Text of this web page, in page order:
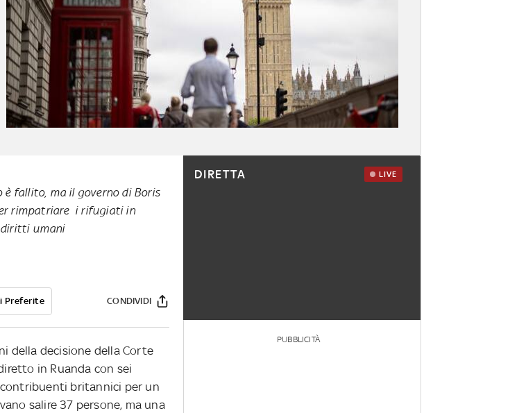
fallito, ma il governo di Boris
rimpatriare i rifugiati in
diritti umani
Preferite CONDIVIDI
della decisione della Corte
in Ruanda con sei
britannici per un
salire 37 persone, ma una
DIRETTA LIVE
PUBBLICITÀ